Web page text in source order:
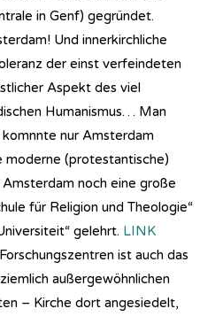
in Genf) gegründet.
Und innerkirchliche
der einst verfeindeten
Aspekt des viel
Humanismus… Man
nur Amsterdam
moderne (protestantische)
noch eine große
für Religion und Theologie“
gelehrt. LINK
ist auch das
außergewöhnlichen
– Kirche dort angesiedelt,